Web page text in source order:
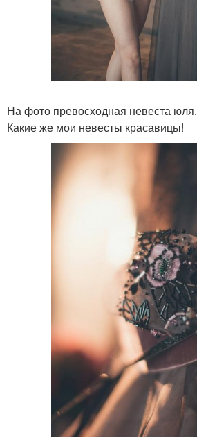
На фото превосходная невеста юля.
Какие же мои невесты красавицы!